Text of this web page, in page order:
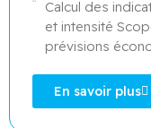
Calcul des
et intensité
prévisions
En savoir plus